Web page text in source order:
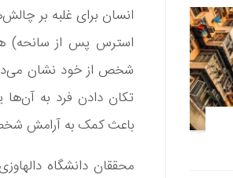
استرس پس از سانحه)
شخص از خود نشان
تکان دادن فرد به
باعث کمک به آرامش
محققان دانشگاه